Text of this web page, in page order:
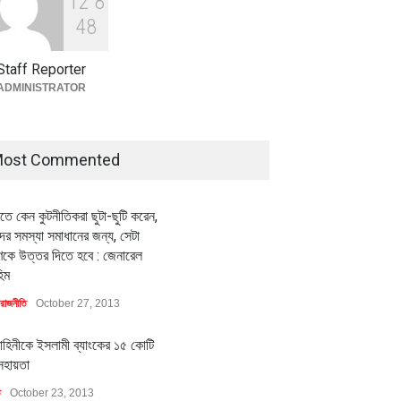
ডলারের বিদেশি বিনিয়োগ
পোশাক শিল্পে নতুন উদ্যোগ
48
Reporter
Commented
কেন কুটনীতিকরা ছুটা-ছুটি করেন,
সমস্যা সমাধানের জন্য, সেটা
উত্তর দিতে হবে : জেনারেল
রাজনীতি October 27, 2013
ইসলামী ব্যাংকের ১৫ কোটি
October 23, 2013